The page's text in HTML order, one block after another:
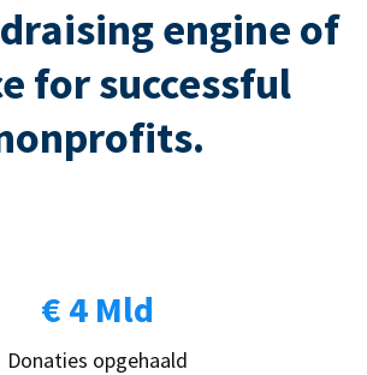
engine of
for successful
€ 4 Mld
Donaties opgehaald